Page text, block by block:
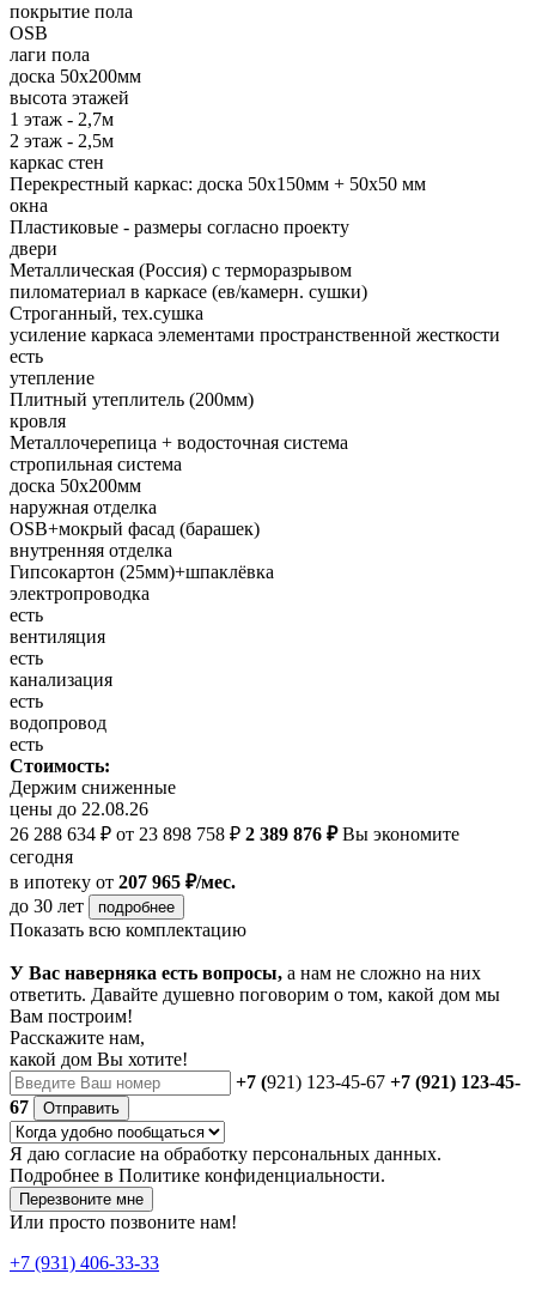
покрытие пола
OSB
лаги пола
доска 50х200мм
высота этажей
1 этаж - 2,7м
2 этаж - 2,5м
каркас стен
Перекрестный каркас: доска 50х150мм + 50х50 мм
окна
Пластиковые - размеры согласно проекту
двери
Металлическая (Россия) с терморазрывом
пиломатериал в каркасе (ев/камерн. сушки)
Строганный, тех.сушка
усиление каркаса элементами пространственной жесткости
есть
утепление
Плитный утеплитель (200мм)
кровля
Металлочерепица + водосточная система
стропильная система
доска 50х200мм
наружная отделка
OSB+мокрый фасад (барашек)
внутренняя отделка
Гипсокартон (25мм)+шпаклёвка
электропроводка
есть
вентиляция
есть
канализация
есть
водопровод
есть
Стоимость:
Держим сниженные
цены до 22.08.26
26 288 634 ₽ от 23 898 758 ₽ 2 389 876 ₽Вы экономите
сегодня
в ипотеку от 207 965 ₽/мес.
до 30 лет
подробнее
Показать всю комплектацию
У Вас наверняка есть вопросы, а нам не сложно на них
ответить. Давайте душевно поговорим о том, какой дом мы
Вам построим!
Расскажите нам,
какой дом Вы хотите!
+7 (921) 123-45-67 +7 (921) 123-45-
67
Отправить
Я даю согласие на обработку персональных данных.
Подробнее в Политике конфиденциальности.
Перезвоните мне
Или просто позвоните нам!
+7 (931) 406-33-33